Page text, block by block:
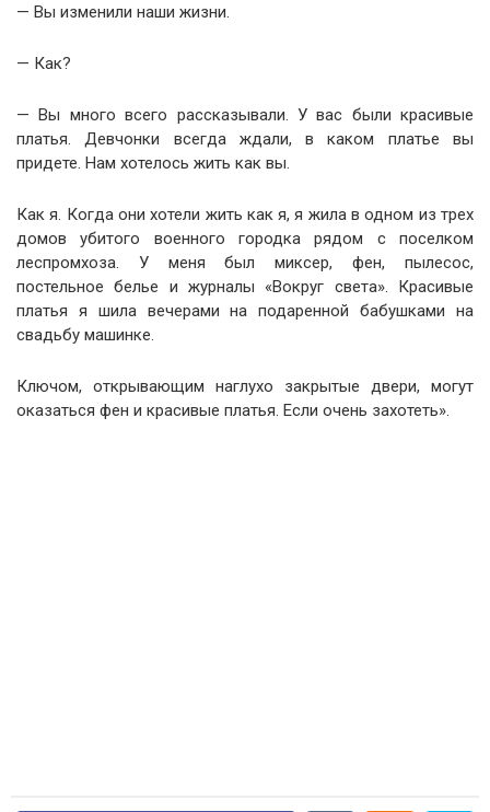
— Вы изменили наши жизни.
— Как?
— Вы много всего рассказывали. У вас были красивые
платья. Девчонки всегда ждали, в каком платье вы
придете. Нам хотелось жить как вы.
Как я. Когда они хотели жить как я, я жила в одном из трех
домов убитого военного городка рядом с поселком
леспромхоза. У меня был миксер, фен, пылесос,
постельное белье и журналы «Вокруг света». Красивые
платья я шила вечерами на подаренной бабушками на
свадьбу машинке.
Ключом, открывающим наглухо закрытые двери, могут
оказаться фен и красивые платья. Если очень захотеть».